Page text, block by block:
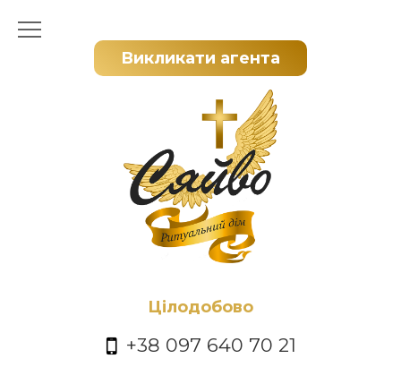
Викликати агента
Цілодобово
+38 097 640 70 21